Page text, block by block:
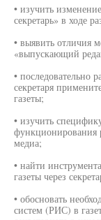
• изучить
секретарь» в ходе
• выявить отличия
«выпускающий
• последовательно
секретаря
газеты;
• изучить
функционирования
медиа;
• найти
газеты через
• обосновать
систем (РИС) в